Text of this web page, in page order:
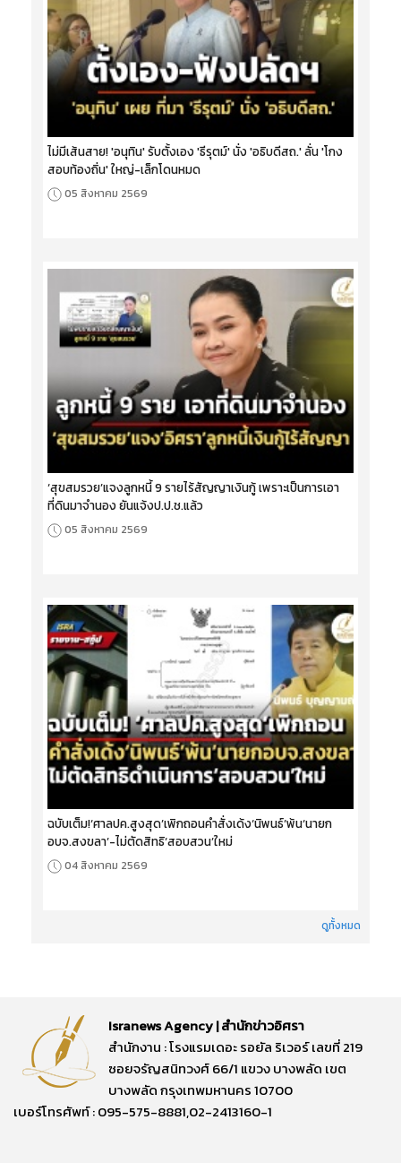
ไม่มีเส้นสาย! 'อนุทิน' รับตั้งเอง 'ธีรุตม์' นั่ง 'อธิบดีสถ.' ลั่น 'โกง
สอบท้องถิ่น' ใหญ่-เล็กโดนหมด
05 สิงหาคม 2569
‘สุขสมรวย’แจงลูกหนี้ 9 รายไร้สัญญาเงินกู้ เพราะเป็นการเอา
ที่ดินมาจำนอง ยันแจ้งป.ป.ช.แล้ว
05 สิงหาคม 2569
ฉบับเต็ม!‘ศาลปค.สูงสุด’เพิกถอนคำสั่งเด้ง‘นิพนธ์’พ้น‘นายก
อบจ.สงขลา’-ไม่ตัดสิทธิ‘สอบสวน’ใหม่
04 สิงหาคม 2569
ดูทั้งหมด
Isranews Agency | สำนักข่าวอิศรา
สำนักงาน : โรงแรมเดอะ รอยัล ริเวอร์ เลขที่ 219
ซอยจรัญสนิทวงศ์ 66/1 แขวง บางพลัด เขต
บางพลัด กรุงเทพมหานคร 10700
เบอร์โทรศัพท์ : 095-575-8881,02-2413160-1